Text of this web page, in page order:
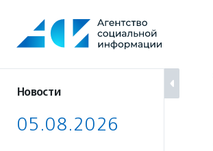
содержанию
Новости
05.08.2026